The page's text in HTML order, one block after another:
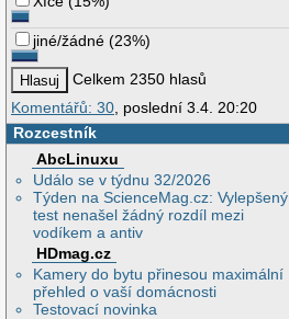
jiné/žádné (23%)
Celkem 2350 hlasů
Komentářů: 30 , poslední 3.4. 20:20
Rozcestník
AbcLinuxu
Událo se v týdnu 32/2026
Týden na ScienceMag.cz: Vylepšený
test nenašel žádný rozdíl mezi
vodíkem a antiv
HDmag.cz
Kamery do bytu přinesou maximální
přehled o vaší domácnosti
Testovací novinka